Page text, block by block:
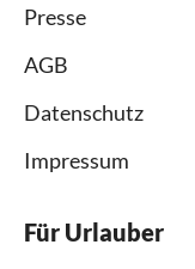
Presse
AGB
Datenschutz
Impressum
Für Urlauber